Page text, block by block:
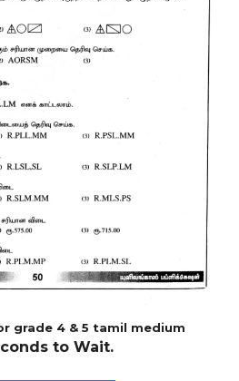
grade 4 & 5 tamil medium
to Wait.